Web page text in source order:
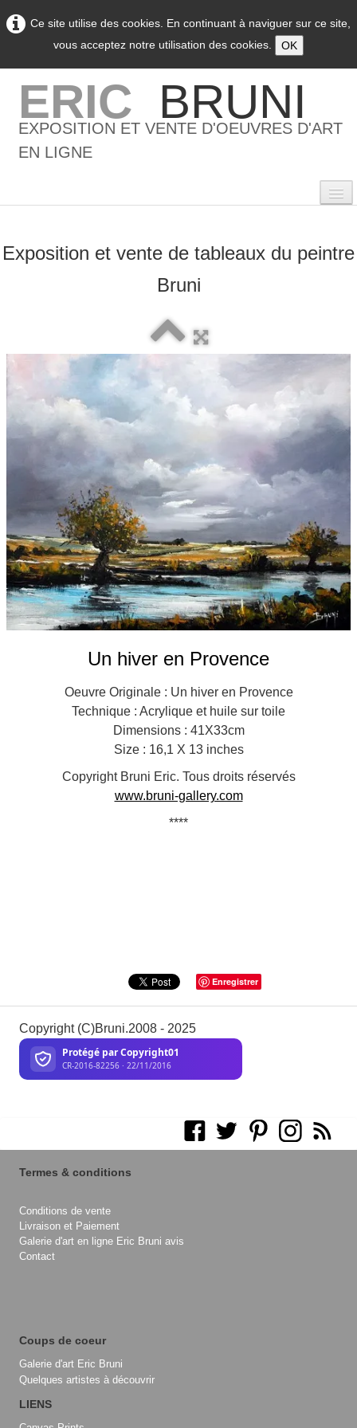
Ce site utilise des cookies. En continuant à naviguer sur ce site,
vous acceptez notre utilisation des cookies.
OK
ERIC BRUNI
EXPOSITION ET VENTE D'OEUVRES D'ART
EN LIGNE
0
Vente
Boutique
Contact
Newsletter
BLOG
Français
Exposition et vente de tableaux du peintre
Bruni
Un hiver en Provence
Oeuvre Originale : Un hiver en Provence
Technique : Acrylique et huile sur toile
Dimensions : 41X33cm
Size : 16,1 X 13 inches
Copyright Bruni Eric. Tous droits réservés
www.bruni-gallery.com
****
Enregistrer
Copyright (C)Bruni.2008 - 2025
Termes & conditions
Conditions de vente
Livraison et Paiement
Galerie d'art en ligne Eric Bruni avis
Contact
Coups de coeur
Galerie d'art Eric Bruni
Quelques artistes à découvrir
LIENS